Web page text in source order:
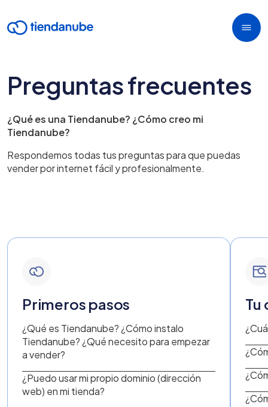
Preguntas frecuentes
¿Qué es una Tiendanube? ¿Cómo creo mi
Tiendanube?
Respondemos todas tus preguntas para que puedas
vender por internet fácil y profesionalmente.
Primeros pasos
¿Qué es Tiendanube? ¿Cómo instalo
Tiendanube? ¿Qué necesito para empezar
a vender?
¿Puedo usar mi propio dominio (dirección
web) en mi tienda?
Tu